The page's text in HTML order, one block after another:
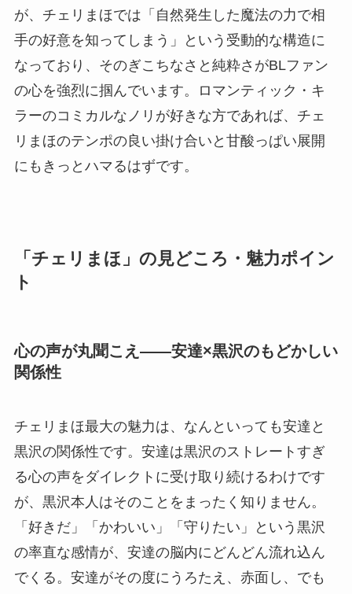
が、チェリまほでは「自然発生した魔法の力で相
手の好意を知ってしまう」という受動的な構造に
なっており、そのぎこちなさと純粋さがBLファン
の心を強烈に掴んでいます。ロマンティック・キ
ラーのコミカルなノリが好きな方であれば、チェ
リまほのテンポの良い掛け合いと甘酸っぱい展開
にもきっとハマるはずです。
「チェリまほ」の見どころ・魅力ポイン
ト
心の声が丸聞こえ——安達×黒沢のもどかしい
関係性
チェリまほ最大の魅力は、なんといっても安達と
黒沢の関係性です。安達は黒沢のストレートすぎ
る心の声をダイレクトに受け取り続けるわけです
が、黒沢本人はそのことをまったく知りません。
「好きだ」「かわいい」「守りたい」という黒沢
の率直な感情が、安達の脳内にどんどん流れ込ん
でくる。安達がその度にうろたえ、赤面し、でも